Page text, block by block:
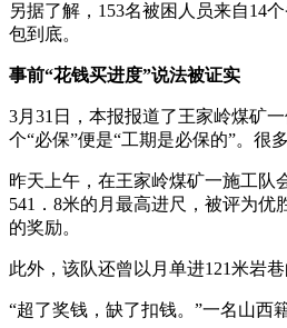
另据了解，153名被困人员来自14
包到底。
事前“花钱买进度”说法被证实
3月31日，本报报道了王家岭煤矿
个“必保”便是“工期是必保的”。很
昨天上午，在王家岭煤矿一施工队
541．8米的月最高进尺，被评为优
的奖励。
此外，该队还曾以月单进121米岩
“超了奖钱，缺了扣钱。”一名山西